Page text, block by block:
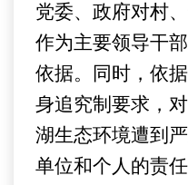
党委、政府对村
作为主要领导干
依据。同时， 依
身追究制要求，
湖生态环境遭到
单位和个人的责任